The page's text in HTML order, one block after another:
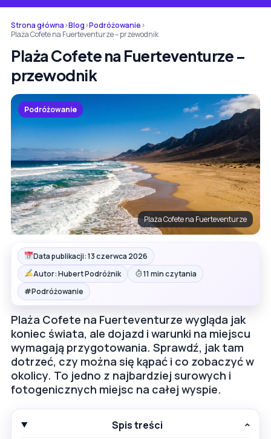
Strona główna›Blog›Podróżowanie›
Plaża Cofete na Fuerteventurze – przewodnik
Plaża Cofete na Fuerteventurze –
przewodnik
Podróżowanie
Plaża Cofete na Fuerteventurze
Data publikacji: 13 czerwca 2026
Autor: Hubert Podróżnik
11 min czytania
#Podróżowanie
Plaża Cofete na Fuerteventurze wygląda jak
koniec świata, ale dojazd i warunki na miejscu
wymagają przygotowania. Sprawdź, jak tam
dotrzeć, czy można się kąpać i co zobaczyć w
okolicy. To jedno z najbardziej surowych i
fotogenicznych miejsc na całej wyspie.
Spis treści